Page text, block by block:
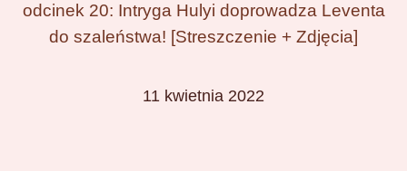
odcinek 20: Intryga Hulyi doprowadza Leventa
do szaleństwa! [Streszczenie + Zdjęcia]
11 kwietnia 2022